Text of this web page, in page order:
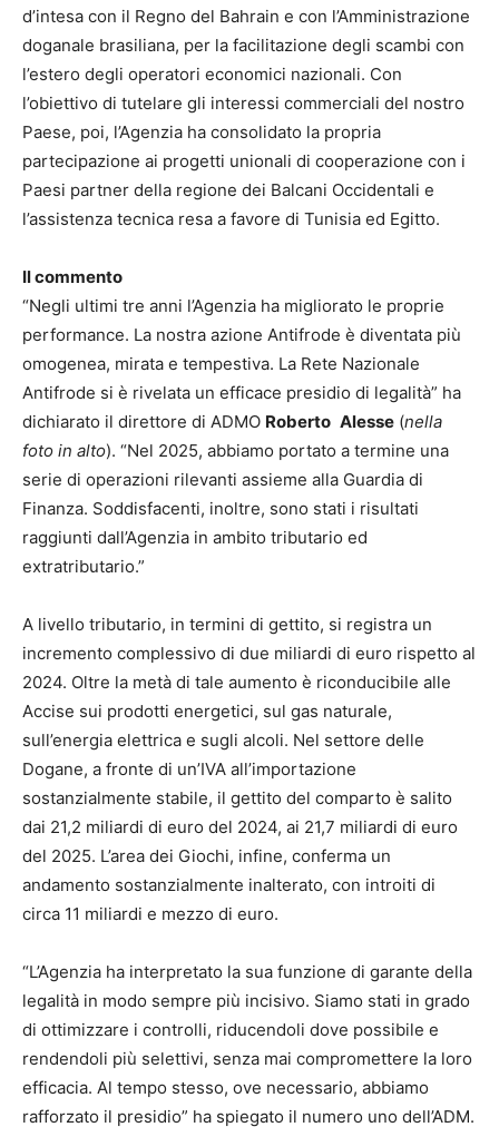
d’intesa con il Regno del Bahrain e con l’Amministrazione
doganale brasiliana, per la facilitazione degli scambi con
l’estero degli operatori economici nazionali. Con
l’obiettivo di tutelare gli interessi commerciali del nostro
Paese, poi, l’Agenzia ha consolidato la propria
partecipazione ai progetti unionali di cooperazione con i
Paesi partner della regione dei Balcani Occidentali e
l’assistenza tecnica resa a favore di Tunisia ed Egitto.
Il commento
“Negli ultimi tre anni l’Agenzia ha migliorato le proprie
performance. La nostra azione Antifrode è diventata più
omogenea, mirata e tempestiva. La Rete Nazionale
Antifrode si è rivelata un efficace presidio di legalità” ha
dichiarato il direttore di ADMO Roberto Alesse (nella
foto in alto). “Nel 2025, abbiamo portato a termine una
serie di operazioni rilevanti assieme alla Guardia di
Finanza. Soddisfacenti, inoltre, sono stati i risultati
raggiunti dall’Agenzia in ambito tributario ed
extratributario.”
A livello tributario, in termini di gettito, si registra un
incremento complessivo di due miliardi di euro rispetto al
2024. Oltre la metà di tale aumento è riconducibile alle
Accise sui prodotti energetici, sul gas naturale,
sull’energia elettrica e sugli alcoli. Nel settore delle
Dogane, a fronte di un’IVA all’importazione
sostanzialmente stabile, il gettito del comparto è salito
dai 21,2 miliardi di euro del 2024, ai 21,7 miliardi di euro
del 2025. L’area dei Giochi, infine, conferma un
andamento sostanzialmente inalterato, con introiti di
circa 11 miliardi e mezzo di euro.
“L’Agenzia ha interpretato la sua funzione di garante della
legalità in modo sempre più incisivo. Siamo stati in grado
di ottimizzare i controlli, riducendoli dove possibile e
rendendoli più selettivi, senza mai compromettere la loro
efficacia. Al tempo stesso, ove necessario, abbiamo
rafforzato il presidio” ha spiegato il numero uno dell’ADM.